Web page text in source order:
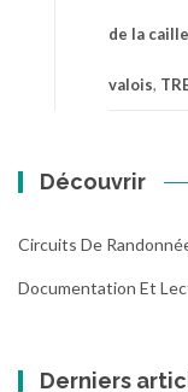
de la
valois,
Découvrir
Circuits De
Documentation Et
Derniers